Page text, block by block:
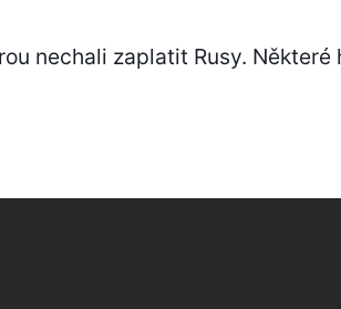
nechali zaplatit Rusy. Některé